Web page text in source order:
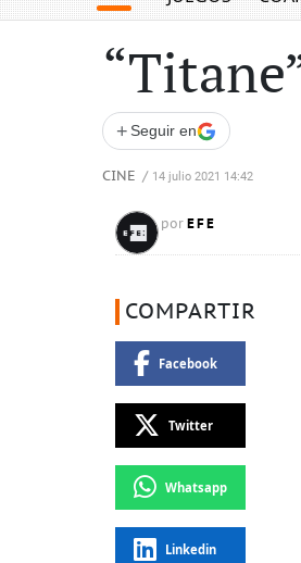
+ Seguir en
CINE / 14 julio 2021 14:42
por EFE
COMPARTIR
Facebook
Twitter
Whatsapp
Linkedin